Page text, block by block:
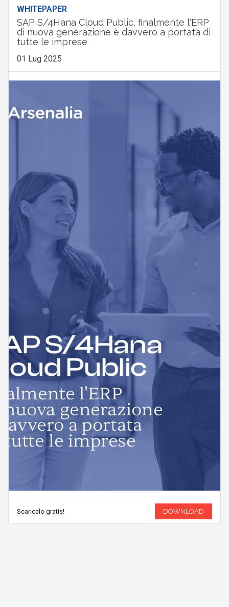
WHITEPAPER
SAP S/4Hana Cloud Public, finalmente l'ERP
di nuova generazione è davvero a portata di
tutte le imprese
01 Lug 2025
Scaricalo gratis! DOWNLOAD